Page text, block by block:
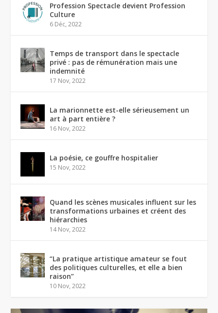
Profession Spectacle devient Profession
Culture
6 Déc, 2022
Temps de transport dans le spectacle
privé : pas de rémunération mais une
indemnité
17 Nov, 2022
La marionnette est-elle sérieusement un
art à part entière ?
16 Nov, 2022
La poésie, ce gouffre hospitalier
15 Nov, 2022
Quand les scènes musicales influent sur les
transformations urbaines et créent des
hiérarchies
14 Nov, 2022
“La pratique artistique amateur se fout
des politiques culturelles, et elle a bien
raison”
10 Nov, 2022